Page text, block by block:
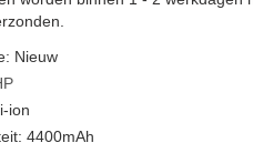
Nieuw
ion
4400mAh